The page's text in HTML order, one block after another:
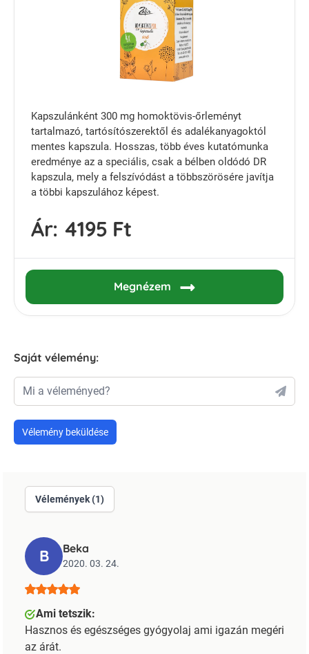
Kapszulánként 300 mg homoktövis-őrleményt
tartalmazó, tartósítószerektől és adalékanyagoktól
mentes kapszula. Hosszas, több éves kutatómunka
eredménye az a speciális, csak a bélben oldódó DR
kapszula, mely a felszívódást a többszörösére javítja
a többi kapszulához képest.
Ár: 4195 Ft
Megnézem
Saját vélemény:
Mi a véleményed?
Vélemény beküldése
Vélemények (1)
B Beka
2020. 03. 24.
Ami tetszik:
Hasznos és egészséges gyógyolaj ami igazán megéri
az árát.